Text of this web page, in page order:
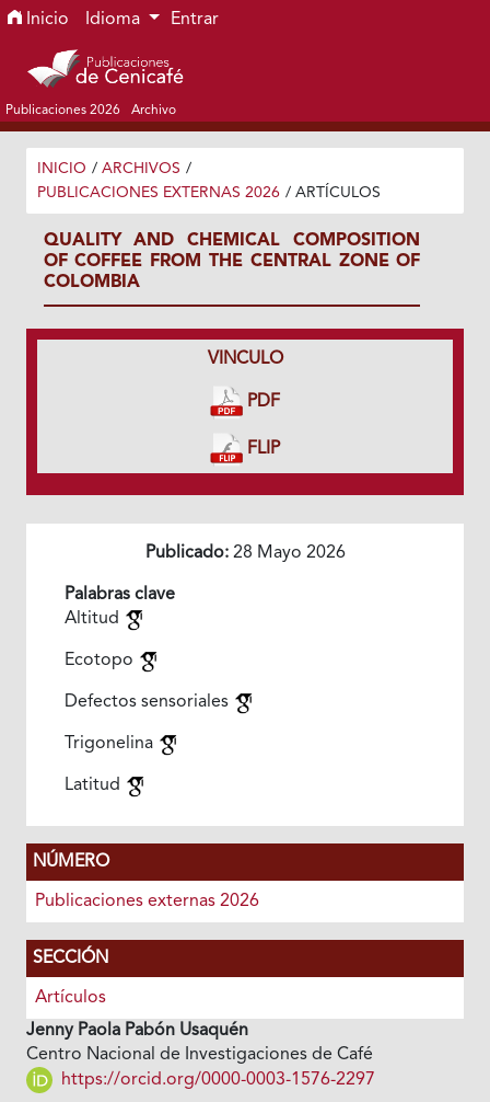
Ir al menú de navegación principal
Ir al contenido principal
Ir al pie de página del sitio
Inicio Idioma Entrar
Publicaciones 2026 Archivo
INICIO / ARCHIVOS /
PUBLICACIONES EXTERNAS 2026 / ARTÍCULOS
QUALITY AND CHEMICAL COMPOSITION
OF COFFEE FROM THE CENTRAL ZONE OF
COLOMBIA
VINCULO
PDF
FLIP
Publicado:28 Mayo 2026
Palabras clave
Altitud
Ecotopo
Defectos sensoriales
Trigonelina
Latitud
NÚMERO
Publicaciones externas 2026
SECCIÓN
Artículos
Jenny Paola Pabón Usaquén
Centro Nacional de Investigaciones de Café
https://orcid.org/0000-0003-1576-2297